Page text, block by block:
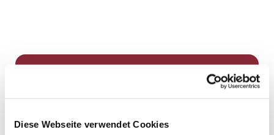
Diese Webseite verwendet Cookies
Dies könnte Sie auch